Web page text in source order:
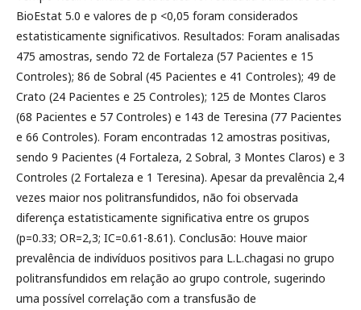
BioEstat 5.0 e valores de p <0,05 foram considerados
estatisticamente significativos. Resultados: Foram analisadas
475 amostras, sendo 72 de Fortaleza (57 Pacientes e 15
Controles); 86 de Sobral (45 Pacientes e 41 Controles); 49 de
Crato (24 Pacientes e 25 Controles); 125 de Montes Claros
(68 Pacientes e 57 Controles) e 143 de Teresina (77 Pacientes
e 66 Controles). Foram encontradas 12 amostras positivas,
sendo 9 Pacientes (4 Fortaleza, 2 Sobral, 3 Montes Claros) e 3
Controles (2 Fortaleza e 1 Teresina). Apesar da prevalência 2,4
vezes maior nos politransfundidos, não foi observada
diferença estatisticamente significativa entre os grupos
(p=0.33; OR=2,3; IC=0.61-8.61). Conclusão: Houve maior
prevalência de indivíduos positivos para L.L.chagasi no grupo
politransfundidos em relação ao grupo controle, sugerindo
uma possível correlação com a transfusão de